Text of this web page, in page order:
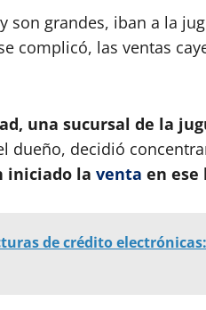
son grandes, iban a la
complicó, las ventas
una sucursal de la
dueño, decidió
iniciado la venta en ese
de crédito